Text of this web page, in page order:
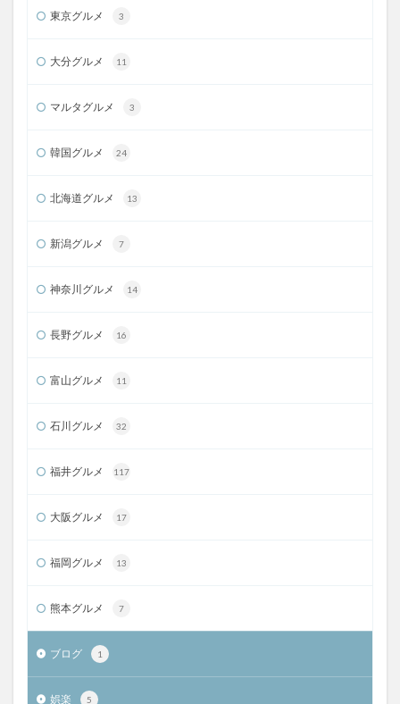
東京グルメ 3
大分グルメ 11
マルタグルメ 3
韓国グルメ 24
北海道グルメ 13
新潟グルメ 7
神奈川グルメ 14
長野グルメ 16
富山グルメ 11
石川グルメ 32
福井グルメ 117
大阪グルメ 17
福岡グルメ 13
熊本グルメ 7
ブログ 1
娯楽 5